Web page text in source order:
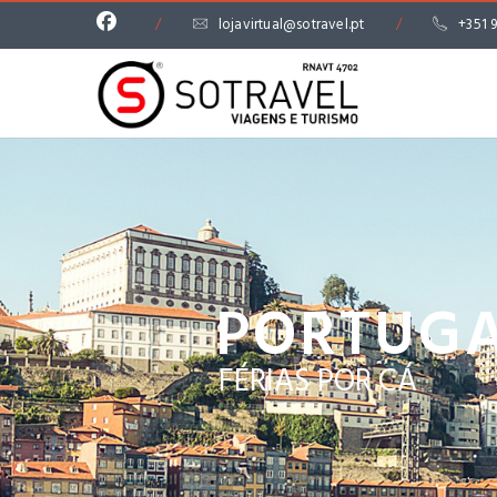
/ lojavirtual@sotravel.pt / +351
FÉRIAS POR CÁ